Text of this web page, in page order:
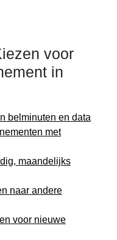
voor
in
belminuten en data
met
maandelijks
naar andere
voor nieuwe